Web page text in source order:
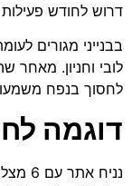
דרוש לחודש
בבנייני מגורים
לובי וחניון. מאחר
לחסוך בנפח
דוגמה